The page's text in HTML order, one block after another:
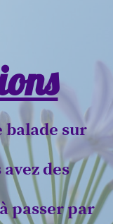
balade sur
des
passer par